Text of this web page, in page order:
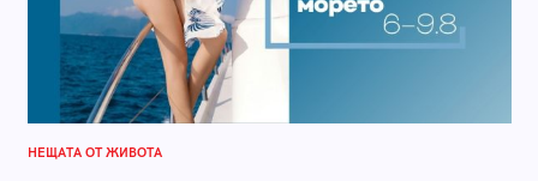
НЕЩАТА ОТ ЖИВОТА